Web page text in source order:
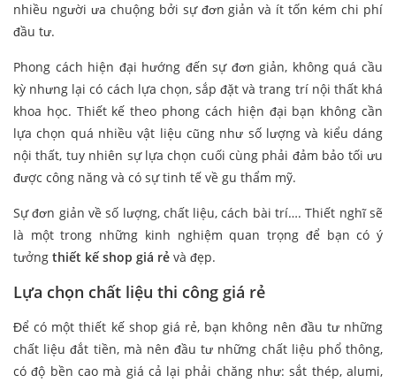
nhiều người ưa chuộng bởi sự đơn giản và ít tốn kém chi phí
đầu tư.
Phong cách hiện đại hướng đến sự đơn giản, không quá cầu
kỳ nhưng lại có cách lựa chọn, sắp đặt và trang trí nội thất khá
khoa học. Thiết kế theo phong cách hiện đại bạn không cần
lựa chọn quá nhiều vật liệu cũng như số lượng và kiểu dáng
nội thất, tuy nhiên sự lựa chọn cuối cùng phải đảm bảo tối ưu
được công năng và có sự tinh tế về gu thẩm mỹ.
Sự đơn giản về số lượng, chất liệu, cách bài trí…. Thiết nghĩ sẽ
là một trong những kinh nghiệm quan trọng để bạn có ý
tưởng thiết kế shop giá rẻ và đẹp.
Lựa chọn chất liệu thi công giá rẻ
Để có một thiết kế shop giá rẻ, bạn không nên đầu tư những
chất liệu đắt tiền, mà nên đầu tư những chất liệu phổ thông,
có độ bền cao mà giá cả lại phải chăng như: sắt thép, alumi,